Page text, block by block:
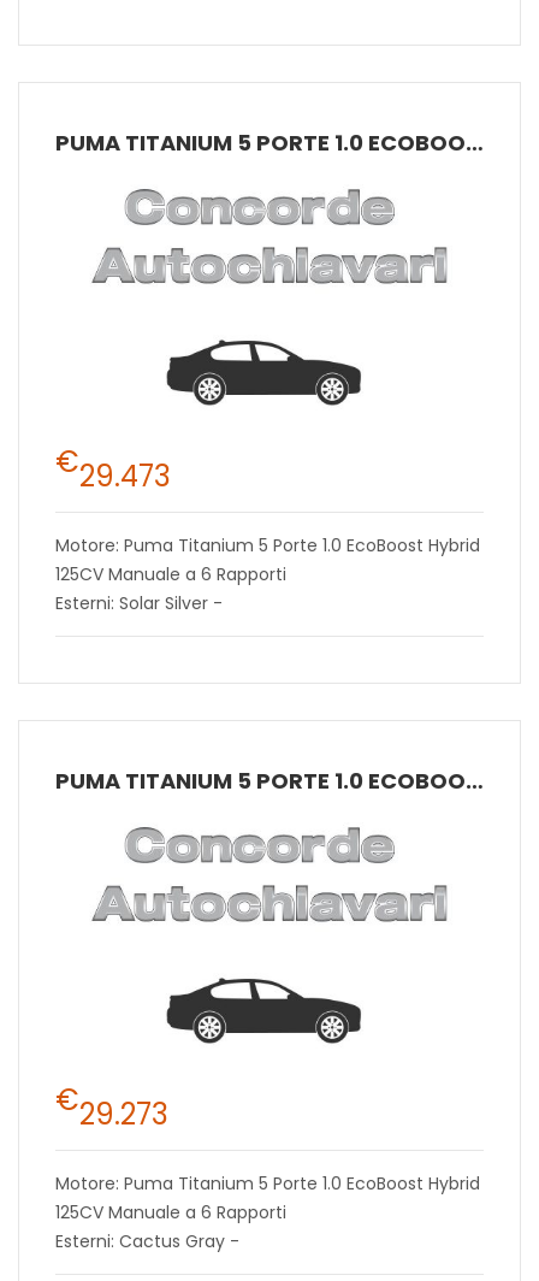
PUMA TITANIUM 5 PORTE 1.0 ECOBOOST HYBRID 125CV MANUALE A 6 RAPPORTI
€29.473
Motore: Puma Titanium 5 Porte 1.0 EcoBoost Hybrid
125CV Manuale a 6 Rapporti
Esterni: Solar Silver -
PUMA TITANIUM 5 PORTE 1.0 ECOBOOST HYBRID 125CV MANUALE A 6 RAPPORTI
€29.273
Motore: Puma Titanium 5 Porte 1.0 EcoBoost Hybrid
125CV Manuale a 6 Rapporti
Esterni: Cactus Gray -